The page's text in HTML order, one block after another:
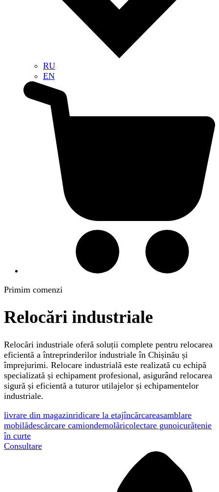
RU
EN
Primim comenzi
Relocări industriale
Relocări industriale oferă soluții complete pentru relocarea
eficientă a întreprinderilor industriale în Chișinău și
împrejurimi. Relocare industrială este realizată cu echipă
specializată și echipament profesional, asigurând relocarea
sigură și eficientă a tuturor utilajelor și echipamentelor
industriale.
livrare din magazinridicare la etajîncărcareasamblare
mobilădescărcare camiondemolăricolectare gunoicurățenie
în curte
Consultare